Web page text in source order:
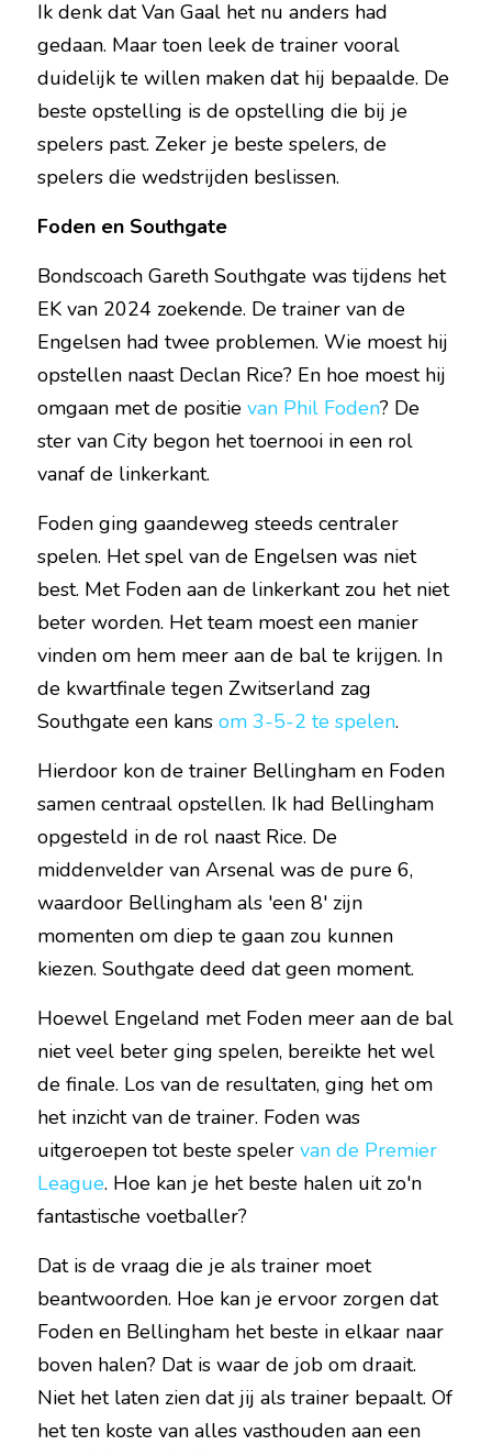
Ik denk dat Van Gaal het nu anders had
gedaan. Maar toen leek de trainer vooral
duidelijk te willen maken dat hij bepaalde. De
beste opstelling is de opstelling die bij je
spelers past. Zeker je beste spelers, de
spelers die wedstrijden beslissen.
Foden en Southgate
Bondscoach Gareth Southgate was tijdens het
EK van 2024 zoekende. De trainer van de
Engelsen had twee problemen. Wie moest hij
opstellen naast Declan Rice? En hoe moest hij
omgaan met de positie van Phil Foden? De
ster van City begon het toernooi in een rol
vanaf de linkerkant.
Foden ging gaandeweg steeds centraler
spelen. Het spel van de Engelsen was niet
best. Met Foden aan de linkerkant zou het niet
beter worden. Het team moest een manier
vinden om hem meer aan de bal te krijgen. In
de kwartfinale tegen Zwitserland zag
Southgate een kans om 3-5-2 te spelen.
Hierdoor kon de trainer Bellingham en Foden
samen centraal opstellen. Ik had Bellingham
opgesteld in de rol naast Rice. De
middenvelder van Arsenal was de pure 6,
waardoor Bellingham als 'een 8' zijn
momenten om diep te gaan zou kunnen
kiezen. Southgate deed dat geen moment.
Hoewel Engeland met Foden meer aan de bal
niet veel beter ging spelen, bereikte het wel
de finale. Los van de resultaten, ging het om
het inzicht van de trainer. Foden was
uitgeroepen tot beste speler van de Premier
League. Hoe kan je het beste halen uit zo'n
fantastische voetballer?
Dat is de vraag die je als trainer moet
beantwoorden. Hoe kan je ervoor zorgen dat
Foden en Bellingham het beste in elkaar naar
boven halen? Dat is waar de job om draait.
Niet het laten zien dat jij als trainer bepaalt. Of
het ten koste van alles vasthouden aan een